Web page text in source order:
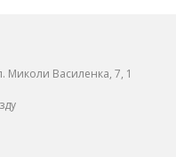
Миколи Василенка, 7, 1